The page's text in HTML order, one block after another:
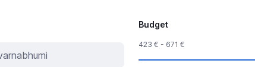
Budget
423 € - 671 €